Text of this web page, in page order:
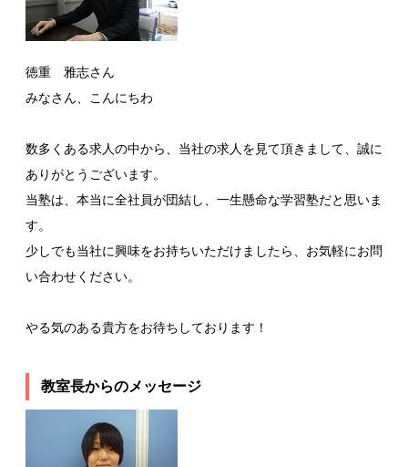
徳重 雅志さん
みなさん、こんにちわ
数多くある求人の中から、当社の求人を見て頂きまして、誠に
ありがとうございます。
当塾は、本当に全社員が団結し、一生懸命な学習塾だと思いま
す。
少しでも当社に興味をお持ちいただけましたら、お気軽にお問
い合わせください。
やる気のある貴方をお待ちしております！
教室長からのメッセージ